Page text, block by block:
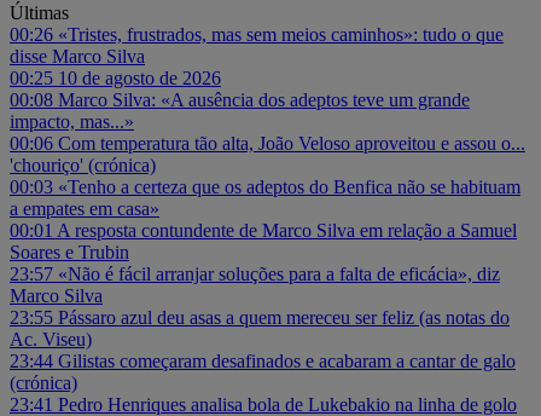
Últimas
00:26 «Tristes, frustrados, mas sem meios caminhos»: tudo o que
disse Marco Silva
00:25 10 de agosto de 2026
00:08 Marco Silva: «A ausência dos adeptos teve um grande
impacto, mas...»
00:06 Com temperatura tão alta, João Veloso aproveitou e assou o...
'chouriço' (crónica)
00:03 «Tenho a certeza que os adeptos do Benfica não se habituam
a empates em casa»
00:01 A resposta contundente de Marco Silva em relação a Samuel
Soares e Trubin
23:57 «Não é fácil arranjar soluções para a falta de eficácia», diz
Marco Silva
23:55 Pássaro azul deu asas a quem mereceu ser feliz (as notas do
Ac. Viseu)
23:44 Gilistas começaram desafinados e acabaram a cantar de galo
(crónica)
23:41 Pedro Henriques analisa bola de Lukebakio na linha de golo